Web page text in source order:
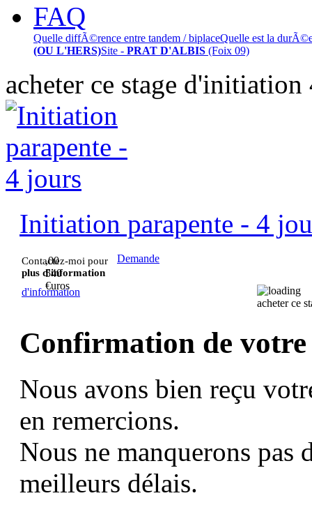
FAQ
Quelle diffÃ©rence entre tandem / biplaceQuelle est la
(OU L'HERS)Site - PRAT D'ALBIS (Foix 09)
acheter ce stage d'initiation
Initiation parapente - 4
Contactez-moi pour
plus d'information
Demande
d'information
,00
540
€uros
acheter ce
Confirmation de votre
Nous avons bien reçu
en remercions.
Nous ne manquerons pas
meilleurs délais.